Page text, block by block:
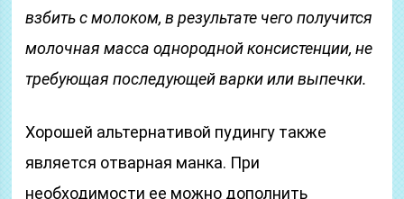
взбить с молоком, в результате чего получится
молочная масса однородной консистенции, не
требующая последующей варки или выпечки.
Хорошей альтернативой пудингу также
является отварная манка. При
необходимости ее можно дополнить